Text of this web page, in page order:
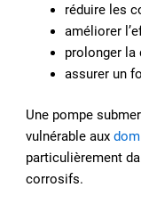
réduire les
améliorer
prolonger la
assurer un
Une pompe
vulnérable aux
particulièrement
corrosifs.